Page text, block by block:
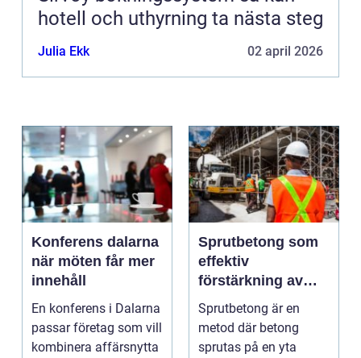
hotell och uthyrning ta nästa steg
Julia Ekk 02 april 2026
Konferens dalarna
när möten får mer
innehåll
En konferens i Dalarna
passar företag som vill
kombinera affärsnytta
Sprutbetong som
effektiv
förstärkning av
berg och betong
Sprutbetong är en
metod där betong
sprutas på en yta